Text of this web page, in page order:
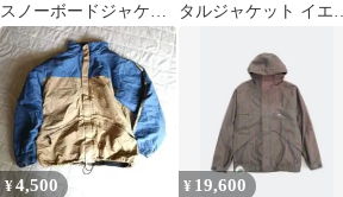
スノーボードジャケッ
ト とパンツ M
タルジャケット イエロ
¥4,500 ¥ 19,600